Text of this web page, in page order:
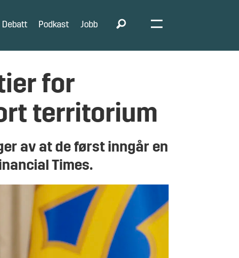
Debatt Podkast Jobb
for
territorium
av at de først inngår en
Times.